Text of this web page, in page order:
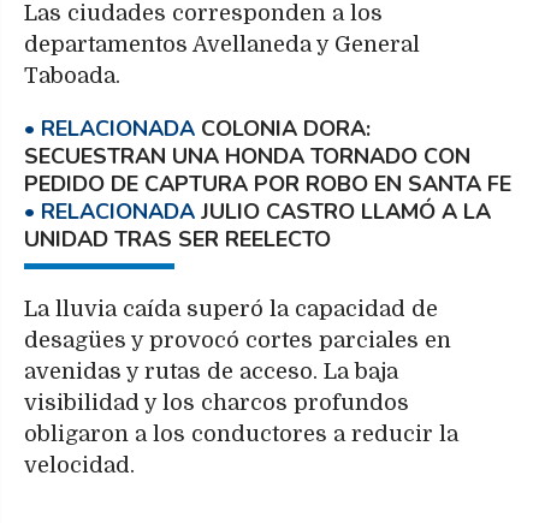
Las ciudades corresponden a los
departamentos Avellaneda y General
Taboada.
COLONIA DORA:
SECUESTRAN UNA HONDA TORNADO CON
PEDIDO DE CAPTURA POR ROBO EN SANTA FE
JULIO CASTRO LLAMÓ A LA
UNIDAD TRAS SER REELECTO
La lluvia caída superó la capacidad de
desagües y provocó cortes parciales en
avenidas y rutas de acceso. La baja
visibilidad y los charcos profundos
obligaron a los conductores a reducir la
velocidad.